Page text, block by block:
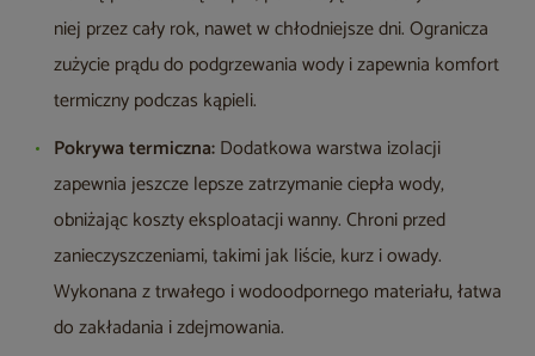
niej przez cały rok, nawet w chłodniejsze dni. Ogranicza
zużycie prądu do podgrzewania wody i zapewnia komfort
termiczny podczas kąpieli.
Pokrywa termiczna:Dodatkowa warstwa izolacji
zapewnia jeszcze lepsze zatrzymanie ciepła wody,
obniżając koszty eksploatacji wanny. Chroni przed
zanieczyszczeniami, takimi jak liście, kurz i owady.
Wykonana z trwałego i wodoodpornego materiału, łatwa
do zakładania i zdejmowania.